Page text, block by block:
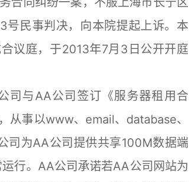
号民事判决，向本院提起上诉。本
议庭，于2013年7月3日公开开庭
与AA公司签订《服务器租用合
从事以www、email、database、
司为AA公司提供共享100M数据端
行。AA公司承诺若AA公司网站为